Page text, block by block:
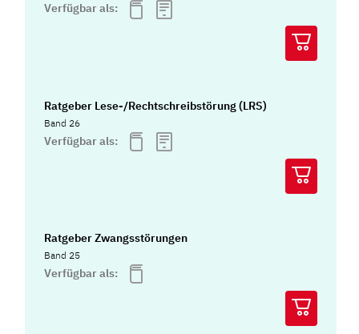
Verfügbar als:
Ratgeber Lese-/Rechtschreibstörung (LRS)
Band 26
Verfügbar als:
Ratgeber Zwangsstörungen
Band 25
Verfügbar als: